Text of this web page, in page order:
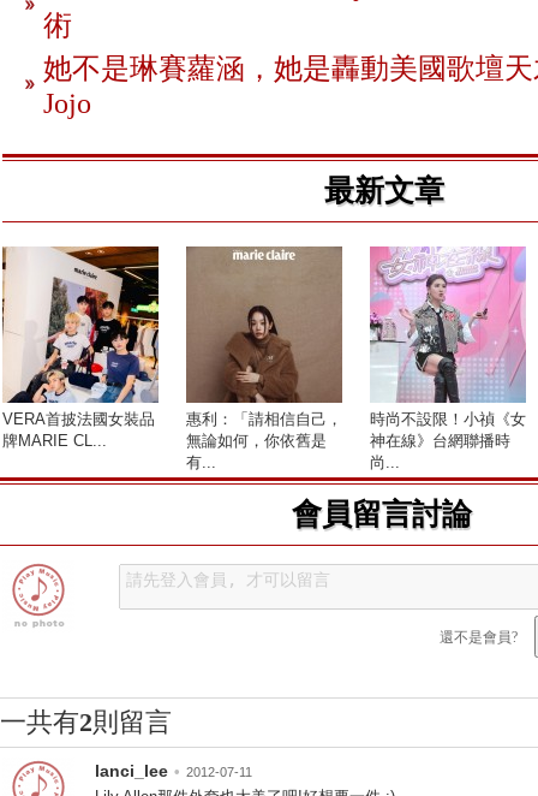
術
她不是琳賽蘿涵，她是轟動美國歌壇
Jojo
最新文章
VERA首披法國女裝品
牌MARIE CL...
惠利：「請相信自己，
無論如何，你依舊是
有...
時尚不設限！小禎《女
神在線》台網聯播時
尚...
會員留言討論
還不是會員?
一共有2則留言
lanci_lee • 2012-07-11